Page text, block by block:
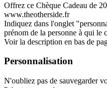
Offrez ce Chèque Cadeau de
www.theotherside.fr
Indiquez dans l'onglet
prénom de la personne à qui le
Voir la description en bas de
Personnalisation
N'oubliez pas de sauvegarder